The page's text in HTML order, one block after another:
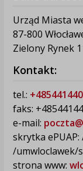
Urząd Miasta
87-800
Zielony Rynek
Kontakt:
tel.:
faks:
e-mail:
skrytka
/umwloclawek/
strona www: